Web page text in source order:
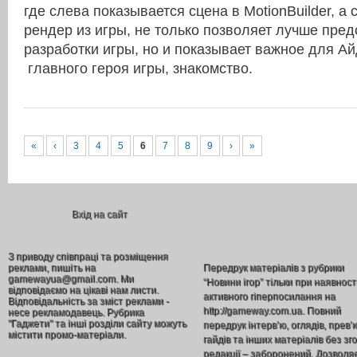
где слева показывается сцена в MotionBuilder,
рендер из игры, не только позволяет лучше
разработки игры, но и показывает важное для
главного героя игры, знакомство.
« ‹ 3 4 5 6 7 8 9 › »
Вхід на сайт
З приводу співпраці та розміщення
реклами, пишіть на
gamewayua@gmail.com. Ми
відповідаємо на цікаві нам листи.
Відповідальність за зміст реклами -
несе рекламодавець. Рубрика
"Гаджети" та інші розділи сайту можуть
містити промо-матеріали.
Передрук матеріалів з рубрики
“Новини ігор” тільки при
активного гіперпосилання на
http://gameway.com.ua. Повний
передрук інтерв’ю, оглядів,
гайдів та інших матеріалів без
редакції – заборонений.